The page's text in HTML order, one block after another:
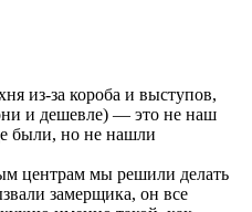
из-за короба и выступов,
и дешевле) — это не наш
были, но не нашли
центрам мы решили делать
замерщика, он все